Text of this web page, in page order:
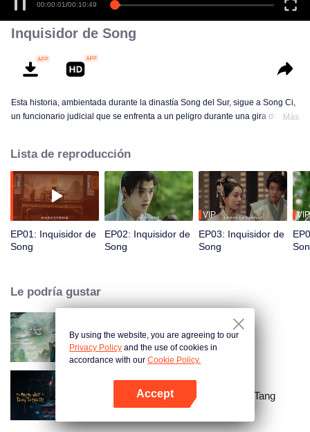
00:00:01/00:10:49
Inquisidor de Song
Esta historia, ambientada durante la dinastía Song del Sur, sigue a Song Ci,
un funcionario judicial que se enfrenta a un peligro durante una gira de
diferencias, los cuatro unen sus fuerzas y resuelven cuatro casos de
asesinato a través de la investigación, el interrogatorio y el análisis forense,
para llevar justicia a los fallecidos y equidad a los vivos.
Más
Lista de reproducción
EP01: Inquisidor de
Song
EP02: Inquisidor de
Song
VIP
EP03: Inquisidor de
Song
VIP
Le podría gustar
Maestro Retornado
La unidad criminal de la dinastía Tang
By using the website, you are agreeing to our
Privacy Policy and the use of cookies in
accordance with our Cookie Policy.
Accept